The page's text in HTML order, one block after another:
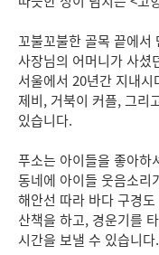
꼬불꼬불한 골목 끝에서
사장님의 어머니가 사셨
서울에서 20년간 지내
제비, 거북이 커플, 그리
있습니다.
푸소는 아이들을 좋아하
동네에 아이들 웃음소리
해안선 따라 바다 구경
산책을 하고, 경운기를
시간을 보낼 수 있습니다.